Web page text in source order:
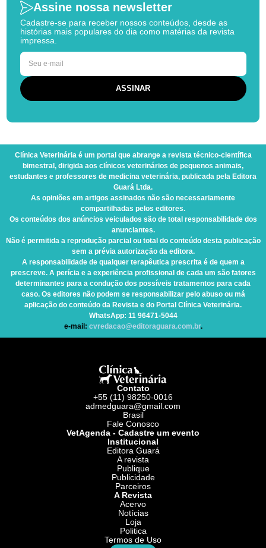
Assine nossa newsletter
Cadastre-se para receber nossos conteúdos, desde as
histórias mais populares do dia como matérias da revista
impressa.
Clínica Veterinária é um portal que abrange a revista técnico-científica
bimestral, dirigida aos clínicos veterinários de pequenos animais,
estudantes e professores de medicina veterinária, publicada pela Editora
Guará Ltda.
As opiniões em artigos assinados não são necessariamente
compartilhadas pelos editores.
Os conteúdos dos anúncios veiculados são de total responsabilidade dos
anunciantes.
Não é permitida a reprodução parcial ou total do conteúdo desta publicação
sem a prévia autorização da editora.
A responsabilidade de qualquer terapêutica prescrita é de quem a
prescreve. A perícia e a experiência profissional de cada um são fatores
determinantes para a condução dos possíveis tratamentos para cada
caso. Os editores não podem se responsabilizar pelo abuso ou má
aplicação do conteúdo da Revista e do Portal Clínica Veterinária.
WhatsApp: 11 96471-5044
e-mail: cvredacao@editoraguara.com.br.
Contato
+55 (11) 98250-0016
admedguara@gmail.com
Brasil
Fale Conosco
VetAgenda - Cadastre um evento
Institucional
Editora Guará
A revista
Publique
Publicidade
Parceiros
A Revista
Acervo
Notícias
Loja
Politica
Termos de Uso